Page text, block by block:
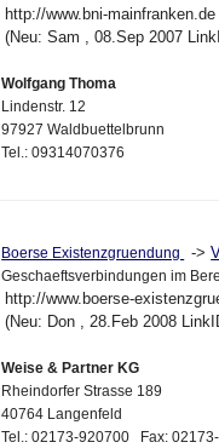
http://www.bni-mainfranken.de
(Neu: Sam , 08.Sep 2007
Wolfgang Thoma
Lindenstr. 12
97927 Waldbuettelbrunn
Tel.: 09314070376
Boerse Existenzgruendung ->
Geschaeftsverbindungen im
http://www.boerse-
(Neu: Don , 28.Feb 2008
Weise & Partner KG
Rheindorfer Strasse 189
40764 Langenfeld
Tel.: 02173-920700 Fax: